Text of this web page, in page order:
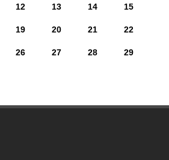
12 13 14 15
19 20 21 22
26 27 28 29